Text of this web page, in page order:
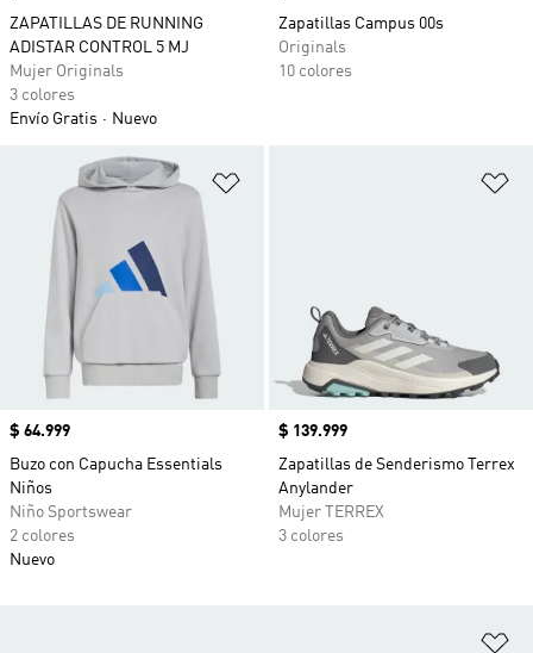
ZAPATILLAS DE RUNNING
ADISTAR CONTROL 5 MJ
Mujer Originals
3 colores
Envío Gratis
Nuevo
Zapatillas Campus 00s
Originals
10 colores
Precio
$ 64.999
Buzo con Capucha Essentials
Niños
Niño Sportswear
2 colores
Nuevo
Precio
$ 139.999
Zapatillas de Senderismo Terrex
Anylander
Mujer TERREX
3 colores